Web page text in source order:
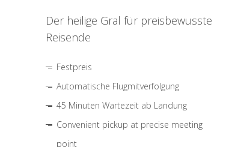
Der heilige Gral für preisbewusste
Reisende
Festpreis
Automatische Flugmitverfolgung
45 Minuten Wartezeit ab Landung
Convenient pickup at precise meeting
point